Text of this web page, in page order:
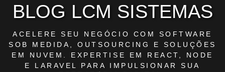
BLOG LCM SISTEMAS
ACELERE SEU NEGÓCIO COM SOFTWARE
SOB MEDIDA, OUTSOURCING E SOLUÇÕES
EM NUVEM. EXPERTISE EM REACT, NODE
E LARAVEL PARA IMPULSIONAR SUA